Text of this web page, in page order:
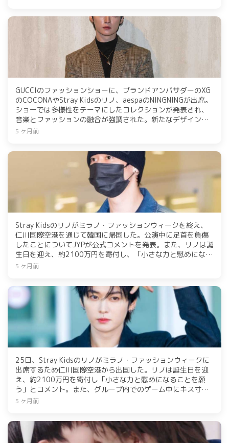
GUCCIのファッションショーに、ブランドアンバサダーのXG
のCOCONAやStray Kidsのリノ、aespaのNINGNINGが出席。
ショーでは多様性をテーマにしたコレクションが発表され、
音楽とファッションの融合が強調された。新たなデザイン哲
学を体現し、日常を豊かにするアイテムが紹介された。
5 ヶ月前
Stray Kidsのリノがミラノ・ファッションウィークを終え、
仁川国際空港を通じて韓国に帰国した。公演中に足首を負傷
したことについてJYPが公式コメントを発表。また、リノは誕
生日を迎え、約2100万円を寄付し、「小さな力と慰めになる
ことを願う」と述べた。
5 ヶ月前
25日、Stray Kidsのリノがミラノ・ファッションウィークに
出席するため仁川国際空港から出国した。リノは誕生日を迎
え、約2100万円を寄付し「小さな力と慰めになることを願
う」とコメント。また、グループ内でのゲーム中にキス寸前
のハプニングがあり、メンバーも困惑する場面があった。
5 ヶ月前